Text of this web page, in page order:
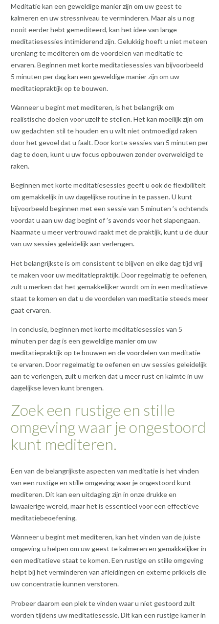
Meditatie kan een geweldige manier zijn om uw geest te
kalmeren en uw stressniveau te verminderen. Maar als u nog
nooit eerder hebt gemediteerd, kan het idee van lange
meditatiesessies intimiderend zijn. Gelukkig hoeft u niet meteen
urenlang te mediteren om de voordelen van meditatie te
ervaren. Beginnen met korte meditatiesessies van bijvoorbeeld
5 minuten per dag kan een geweldige manier zijn om uw
meditatiepraktijk op te bouwen.
Wanneer u begint met mediteren, is het belangrijk om
realistische doelen voor uzelf te stellen. Het kan moeilijk zijn om
uw gedachten stil te houden en u wilt niet ontmoedigd raken
door het gevoel dat u faalt. Door korte sessies van 5 minuten per
dag te doen, kunt u uw focus opbouwen zonder overweldigd te
raken.
Beginnen met korte meditatiesessies geeft u ook de flexibiliteit
om gemakkelijk in uw dagelijkse routine in te passen. U kunt
bijvoorbeeld beginnen met een sessie van 5 minuten ’s ochtends
voordat u aan uw dag begint of ’s avonds voor het slapengaan.
Naarmate u meer vertrouwd raakt met de praktijk, kunt u de duur
van uw sessies geleidelijk aan verlengen.
Het belangrijkste is om consistent te blijven en elke dag tijd vrij
te maken voor uw meditatiepraktijk. Door regelmatig te oefenen,
zult u merken dat het gemakkelijker wordt om in een meditatieve
staat te komen en dat u de voordelen van meditatie steeds meer
gaat ervaren.
In conclusie, beginnen met korte meditatiesessies van 5
minuten per dag is een geweldige manier om uw
meditatiepraktijk op te bouwen en de voordelen van meditatie
te ervaren. Door regelmatig te oefenen en uw sessies geleidelijk
aan te verlengen, zult u merken dat u meer rust en kalmte in uw
dagelijkse leven kunt brengen.
Zoek een rustige en stille
omgeving waar je ongestoord
kunt mediteren.
Een van de belangrijkste aspecten van meditatie is het vinden
van een rustige en stille omgeving waar je ongestoord kunt
mediteren. Dit kan een uitdaging zijn in onze drukke en
lawaaierige wereld, maar het is essentieel voor een effectieve
meditatiebeoefening.
Wanneer u begint met mediteren, kan het vinden van de juiste
omgeving u helpen om uw geest te kalmeren en gemakkelijker in
een meditatieve staat te komen. Een rustige en stille omgeving
helpt bij het verminderen van afleidingen en externe prikkels die
uw concentratie kunnen verstoren.
Probeer daarom een plek te vinden waar u niet gestoord zult
worden tijdens uw meditatiesessie. Dit kan een rustige kamer in